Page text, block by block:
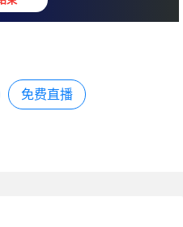
: 路易斯
免费直播